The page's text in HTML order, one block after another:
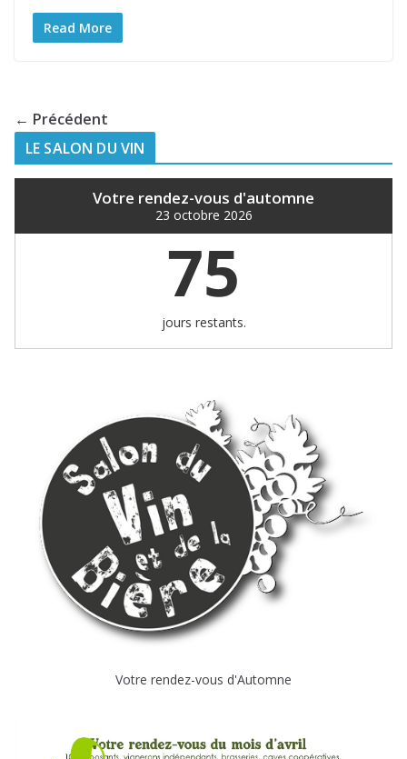
Read More
← Précédent
LE SALON DU VIN
Votre rendez-vous d'automne
23 octobre 2026
75
jours restants.
Votre rendez-vous d'Automne